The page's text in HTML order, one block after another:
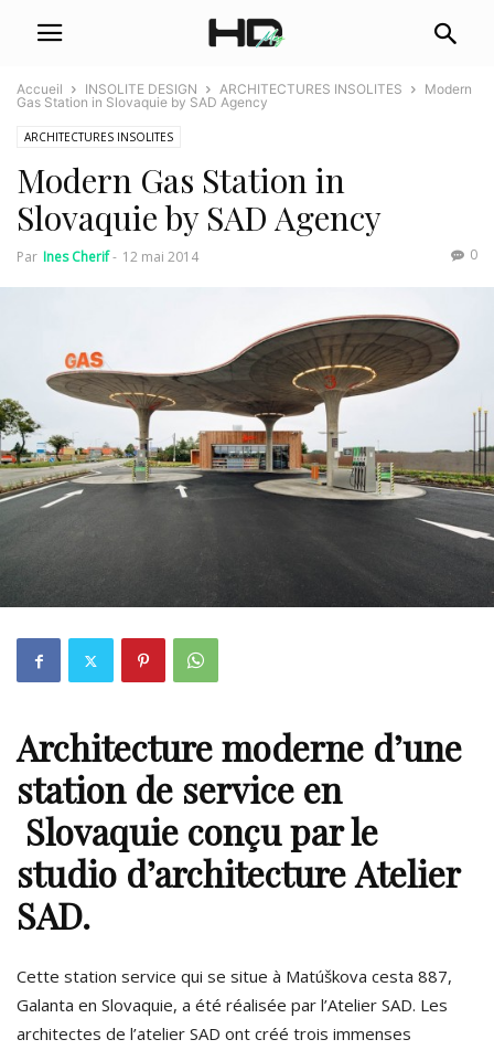
Accueil INSOLITE DESIGN ARCHITECTURES INSOLITES
Modern
Gas Station in Slovaquie by SAD Agency
ARCHITECTURES INSOLITES
Modern Gas Station in
Slovaquie by SAD Agency
Par Ines Cherif- 12 mai 2014 0
Architecture moderne d’une
station de service en
Slovaquie conçu par le
studio d’architecture Atelier
SAD.
Cette station service qui se situe à Matúškova cesta 887,
Galanta en Slovaquie, a été réalisée par l’Atelier SAD. Les
architectes de l’atelier SAD ont créé trois immenses